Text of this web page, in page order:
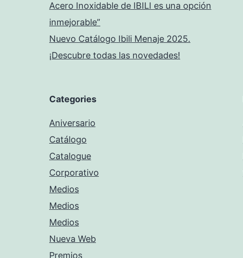
Acero Inoxidable de IBILI es una opción
inmejorable”
Nuevo Catálogo Ibili Menaje 2025.
¡Descubre todas las novedades!
Categories
Aniversario
Catálogo
Catalogue
Corporativo
Medios
Medios
Medios
Nueva Web
Premios